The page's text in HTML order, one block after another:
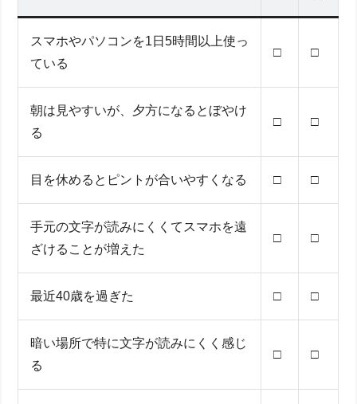
スマホやパソコンを1日5時間以上使っ
ている
□ □
朝は見やすいが、夕方になるとぼやけ
る
□ □
目を休めるとピントが合いやすくなる □ □
手元の文字が読みにくくてスマホを遠
ざけることが増えた
□ □
最近40歳を過ぎた □ □
暗い場所で特に文字が読みにくく感じ
る
□ □